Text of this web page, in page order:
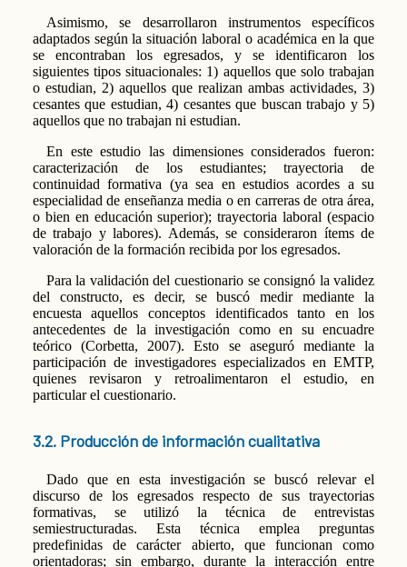
Asimismo, se desarrollaron instrumentos específicos
adaptados según la situación laboral o académica en la que
se encontraban los egresados, y se identificaron los
siguientes tipos situacionales: 1) aquellos que solo trabajan
o estudian, 2) aquellos que realizan ambas actividades, 3)
cesantes que estudian, 4) cesantes que buscan trabajo y 5)
aquellos que no trabajan ni estudian.
En este estudio las dimensiones considerados fueron:
caracterización de los estudiantes; trayectoria de
continuidad formativa (ya sea en estudios acordes a su
especialidad de enseñanza media o en carreras de otra área,
o bien en educación superior); trayectoria laboral (espacio
de trabajo y labores). Además, se consideraron ítems de
valoración de la formación recibida por los egresados.
Para la validación del cuestionario se consignó la validez
del constructo, es decir, se buscó medir mediante la
encuesta aquellos conceptos identificados tanto en los
antecedentes de la investigación como en su encuadre
teórico (Corbetta, 2007). Esto se aseguró mediante la
participación de investigadores especializados en EMTP,
quienes revisaron y retroalimentaron el estudio, en
particular el cuestionario.
3.2. Producción de información cualitativa
Dado que en esta investigación se buscó relevar el
discurso de los egresados respecto de sus trayectorias
formativas, se utilizó la técnica de entrevistas
semiestructuradas. Esta técnica emplea preguntas
predefinidas de carácter abierto, que funcionan como
orientadoras; sin embargo, durante la interacción entre